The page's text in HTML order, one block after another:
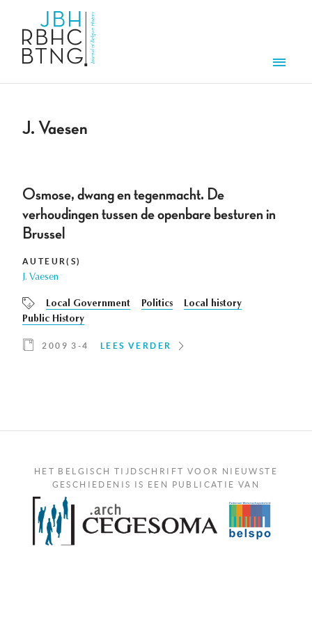
J. Vaesen
Osmose, dwang en tegenmacht. De
verhoudingen tussen de openbare besturen in
Brussel
AUTEUR(S)
J. Vaesen
Local Government Politics
Local history
Public History
2009 3-4 LEES VERDER
HET BELGISCH TIJDSCHRIFT VOOR NIEUWSTE
GESCHIEDENIS IS EEN PUBLICATIE VAN